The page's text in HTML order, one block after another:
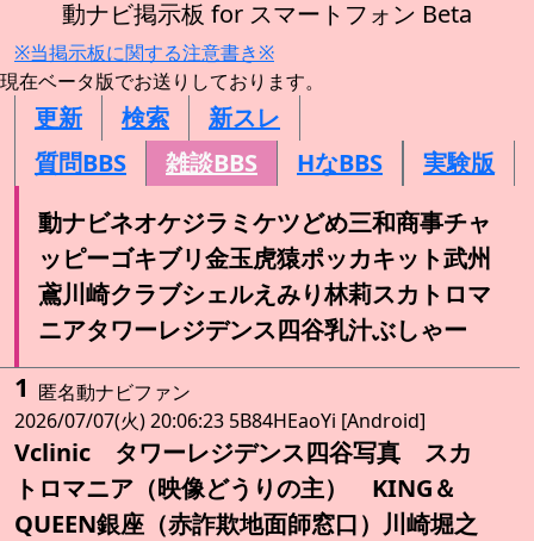
動ナビ掲示板 for スマートフォン Beta
※当掲示板に関する注意書き※
現在ベータ版でお送りしております。
更新 検索
新スレ
質問BBS
雑談BBS HなBBS
実験版
動ナビネオケジラミケツどめ三和商事チャ
ッピーゴキブリ金玉虎猿ポッカキット武州
鳶川崎クラブシェルえみり林莉スカトロマ
ニアタワーレジデンス四谷乳汁ぶしゃー
1 匿名動ナビファン
2026/07/07(火) 20:06:23 5B84HEaoYi [Android]
Vclinic タワーレジデンス四谷写真 スカ
トロマニア（映像どうりの主） KING＆
QUEEN銀座（赤詐欺地面師窓口）川崎堀之